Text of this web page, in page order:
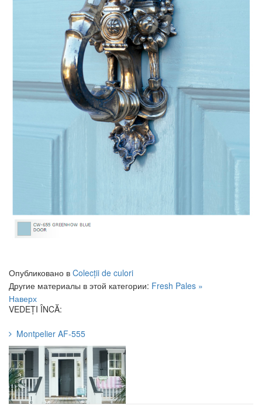
Опубликовано в Colecții de culori
Другие материалы в этой категории: Fresh Pales »
Наверх
VEDEȚI ÎNCĂ:
Montpelier AF-555